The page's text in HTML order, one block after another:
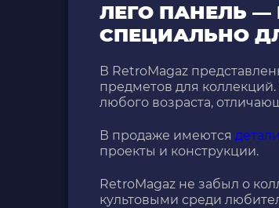
ЛЕГО ПАНЕЛЬ
СПЕЦИАЛЬНО
В RetroMagaz
предметов для
любого возраста,
В продаже имеются
проекты и конструкции.
RetroMagaz не забыл о
культовыми среди